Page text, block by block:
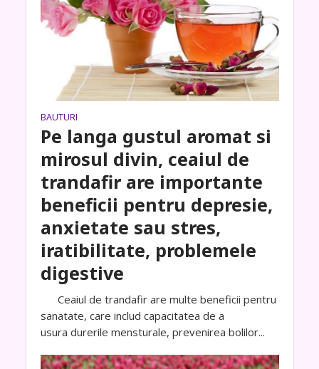
BAUTURI
Pe langa gustul aromat si
mirosul divin, ceaiul de
trandafir are importante
beneficii pentru depresie,
anxietate sau stres,
iratibilitate, problemele
digestive
Ceaiul de trandafir are multe beneficii pentru
sanatate, care includ capacitatea de a
usura durerile mensturale, prevenirea bolilor...